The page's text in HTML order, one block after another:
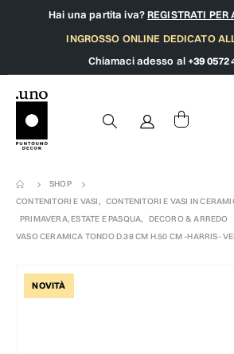
Hai una partita iva?REGISTRATI PER
INGROSSO ONLINE DEDICATO
Chiamaci adesso al +39 0572
SHOP
CONTENITORI E VASI, CONTENITORI E VASI IN
PRIMAVERA, ESTATE E PASQUA,
DECORO & ARREDO
VASO CERAMICA TONDO D.38 CM H.50 CM -HARRIS-
NOVITÀ